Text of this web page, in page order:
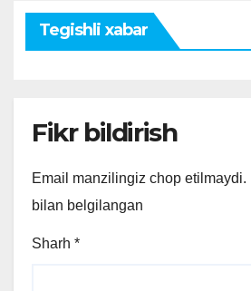
Tegishli xabar
Fikr bildirish
Email manzilingiz chop etilmaydi.
bilan belgilangan
Sharh *